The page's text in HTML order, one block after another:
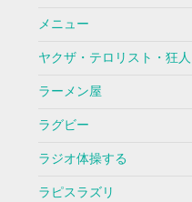
メニュー
ヤクザ・テロリスト・狂人
ラーメン屋
ラグビー
ラジオ体操する
ラピスラズリ